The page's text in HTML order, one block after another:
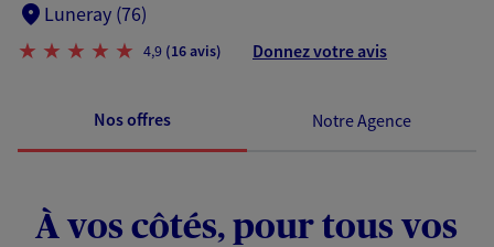
Luneray (76)
4,9 (16 avis) Donnez votre avis
Nos offres Notre Agence
À vos côtés, pour tous vos